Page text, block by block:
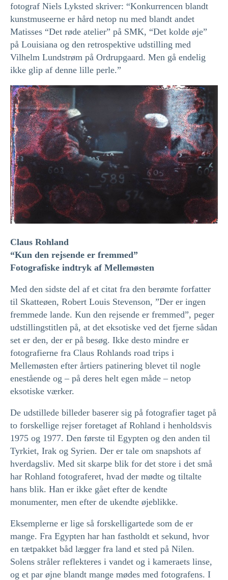
fotograf Niels Lyksted skriver: “Konkurrencen blandt
kunstmuseerne er hård netop nu med blandt andet
Matisses “Det røde atelier” på SMK, “Det kolde øje”
på Louisiana og den retrospektive udstilling med
Vilhelm Lundstrøm på Ordrupgaard. Men gå endelig
ikke glip af denne lille perle.”
Claus Rohland
“Kun den rejsende er fremmed”
Fotografiske indtryk af Mellemøsten
Med den sidste del af et citat fra den berømte forfatter
til Skatteøen, Robert Louis Stevenson, ”Der er ingen
fremmede lande. Kun den rejsende er fremmed”, peger
udstillingstitlen på, at det eksotiske ved det fjerne sådan
set er den, der er på besøg. Ikke desto mindre er
fotografierne fra Claus Rohlands road trips i
Mellemøsten efter årtiers patinering blevet til nogle
enestående og – på deres helt egen måde – netop
eksotiske værker.
De udstillede billeder baserer sig på fotografier taget på
to forskellige rejser foretaget af Rohland i henholdsvis
1975 og 1977. Den første til Egypten og den anden til
Tyrkiet, Irak og Syrien. Der er tale om snapshots af
hverdagsliv. Med sit skarpe blik for det store i det små
har Rohland fotograferet, hvad der mødte og tiltalte
hans blik. Han er ikke gået efter de kendte
monumenter, men efter de ukendte øjeblikke.
Eksemplerne er lige så forskelligartede som de er
mange. Fra Egypten har han fastholdt et sekund, hvor
en tætpakket båd lægger fra land et sted på Nilen.
Solens stråler reflekteres i vandet og i kameraets linse,
og et par øjne blandt mange mødes med fotografens. I